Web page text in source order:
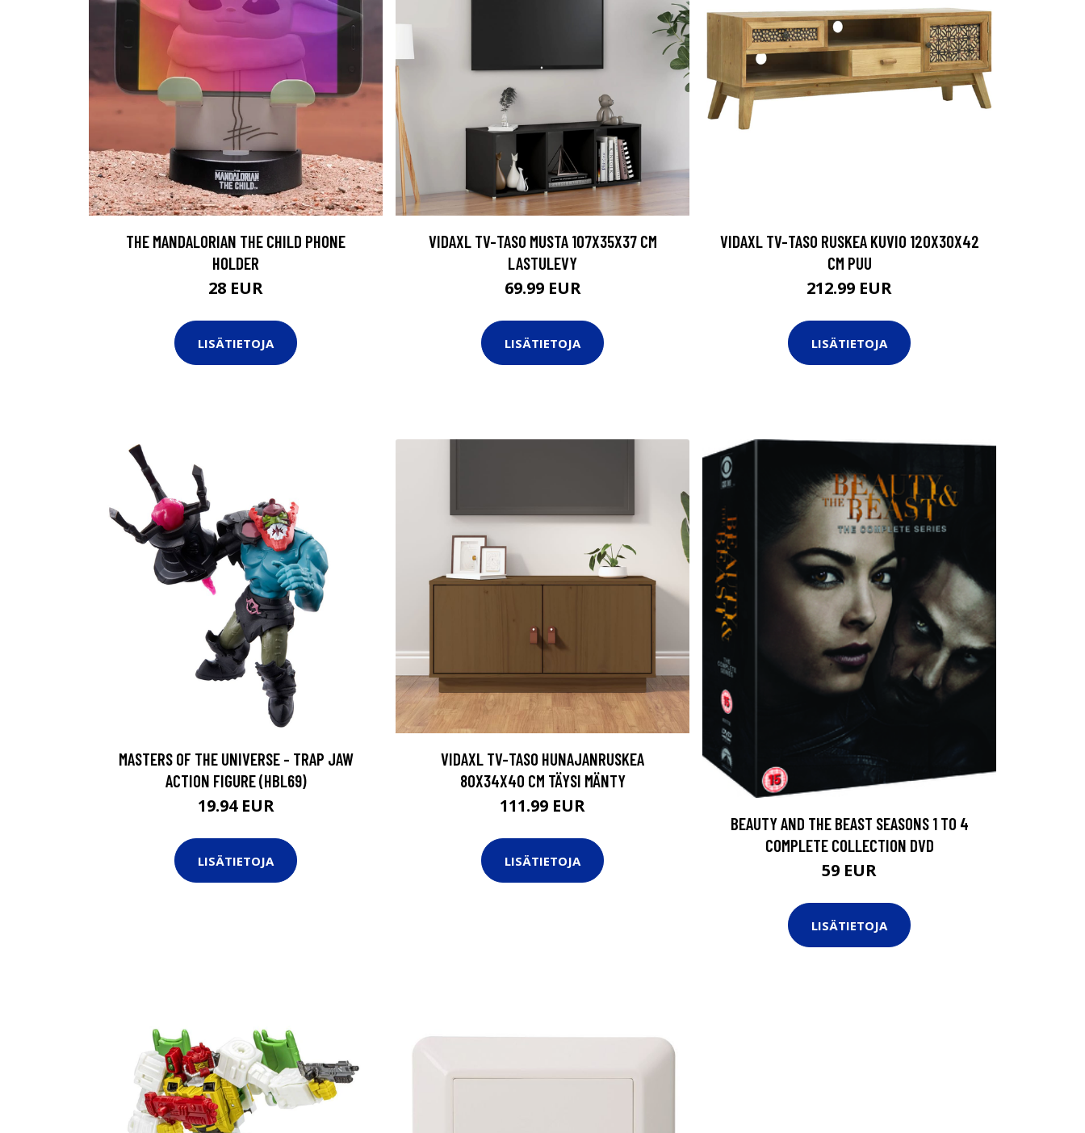
THE MANDALORIAN THE CHILD PHONE
HOLDER
28 EUR
LISÄTIETOJA
VIDAXL TV-TASO MUSTA 107X35X37 CM
LASTULEVY
69.99 EUR
LISÄTIETOJA
VIDAXL TV-TASO RUSKEA KUVIO 120X30X42
CM PUU
212.99 EUR
LISÄTIETOJA
MASTERS OF THE UNIVERSE - TRAP JAW
ACTION FIGURE (HBL69)
19.94 EUR
LISÄTIETOJA
VIDAXL TV-TASO HUNAJANRUSKEA
80X34X40 CM TÄYSI MÄNTY
111.99 EUR
LISÄTIETOJA
BEAUTY AND THE BEAST SEASONS 1 TO 4
COMPLETE COLLECTION DVD
59 EUR
LISÄTIETOJA